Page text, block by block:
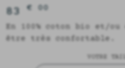
83€ 00
En 100% coton bio et/
être très confortable.
VOTRE